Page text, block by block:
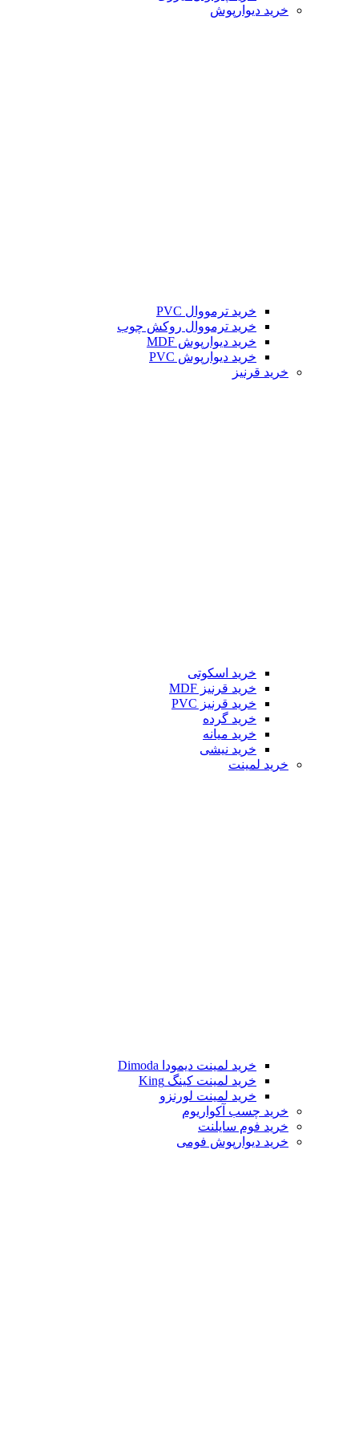
خرید دیوارپوش
خرید ترمووال PVC
خرید ترمووال روکش چوب
خرید دیوارپوش MDF
خرید دیوارپوش PVC
خرید قرنیز
خرید اسکوتی
خرید قرنیز MDF
خرید قرنیز PVC
خرید گرده
خرید میانه
خرید نیشی
خرید لمینت
خرید لمینت دیمودا Dimoda
خرید لمینت کینگ King
خرید لمینت لورنزو
خرید چسب آکواریوم
خرید فوم سایلنت
خرید دیوارپوش فومی